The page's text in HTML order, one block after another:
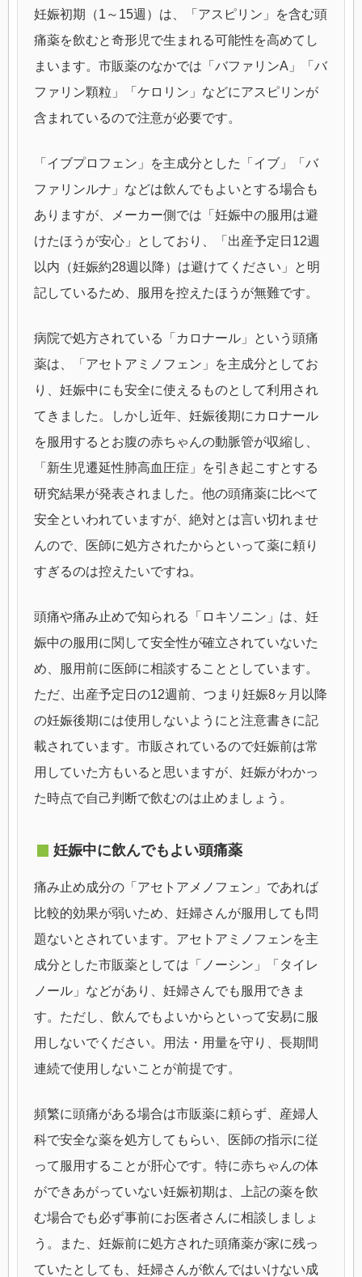
妊娠初期（1～15週）は、「アスピリン」を含む頭
痛薬を飲むと奇形児で生まれる可能性を高めてし
まいます。市販薬のなかでは「バファリンA」「バ
ファリン顆粒」「ケロリン」などにアスピリンが
含まれているので注意が必要です。
「イブプロフェン」を主成分とした「イブ」「バ
ファリンルナ」などは飲んでもよいとする場合も
ありますが、メーカー側では「妊娠中の服用は避
けたほうが安心」としており、「出産予定日12週
以内（妊娠約28週以降）は避けてください」と明
記しているため、服用を控えたほうが無難です。
病院で処方されている「カロナール」という頭痛
薬は、「アセトアミノフェン」を主成分としてお
り、妊娠中にも安全に使えるものとして利用され
てきました。しかし近年、妊娠後期にカロナール
を服用するとお腹の赤ちゃんの動脈管が収縮し、
「新生児遷延性肺高血圧症」を引き起こすとする
研究結果が発表されました。他の頭痛薬に比べて
安全といわれていますが、絶対とは言い切れませ
んので、医師に処方されたからといって薬に頼り
すぎるのは控えたいですね。
頭痛や痛み止めで知られる「ロキソニン」は、妊
娠中の服用に関して安全性が確立されていないた
め、服用前に医師に相談することとしています。
ただ、出産予定日の12週前、つまり妊娠8ヶ月以降
の妊娠後期には使用しないようにと注意書きに記
載されています。市販されているので妊娠前は常
用していた方もいると思いますが、妊娠がわかっ
た時点で自己判断で飲むのは止めましょう。
妊娠中に飲んでもよい頭痛薬
痛み止め成分の「アセトアメノフェン」であれば
比較的効果が弱いため、妊婦さんが服用しても問
題ないとされています。アセトアミノフェンを主
成分とした市販薬としては「ノーシン」「タイレ
ノール」などがあり、妊婦さんでも服用できま
す。ただし、飲んでもよいからといって安易に服
用しないでください。用法・用量を守り、長期間
連続で使用しないことが前提です。
頻繁に頭痛がある場合は市販薬に頼らず、産婦人
科で安全な薬を処方してもらい、医師の指示に従
って服用することが肝心です。特に赤ちゃんの体
ができあがっていない妊娠初期は、上記の薬を飲
む場合でも必ず事前にお医者さんに相談しましょ
う。また、妊娠前に処方された頭痛薬が家に残っ
ていたとしても、妊婦さんが飲んではいけない成